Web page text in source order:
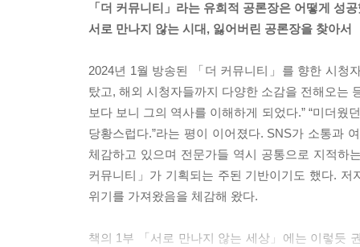
--- p.56
‘당론’이 그렇다. 당론은 각 정치인의 개별적인
리 대부분은 직업정치인이 아니다. 모든 사안마
각이 같을 수 있다.
--- p.84~85
정규분포곡선 모양. 가운데가 높이 솟아 있고, 양
로 가득하지만, 우리의 현실은 대부분 이런 모양
「더 커뮤니티」라는 유희적 공론장은 어떻게 성
서로 만나지 않는 시대, 잃어버린 공론장을 찾아서
2024년 1월 방송된 「더 커뮤니티」를 향한 시청
탔고, 해외 시청자들까지 다양한 소감을 전해오는
보다 보니 그의 역사를 이해하게 되었다.” “미더
당황스럽다.”라는 평이 이어졌다. SNS가 소통과
체감하고 있으며 전문가들 역시 공통으로 지적하
커뮤니티」가 기획되는 주된 기반이기도 했다.
위기를 가져왔음을 체감해 왔다.
책의 1부 「서로 만나지 않는 세상」에는 이렇듯